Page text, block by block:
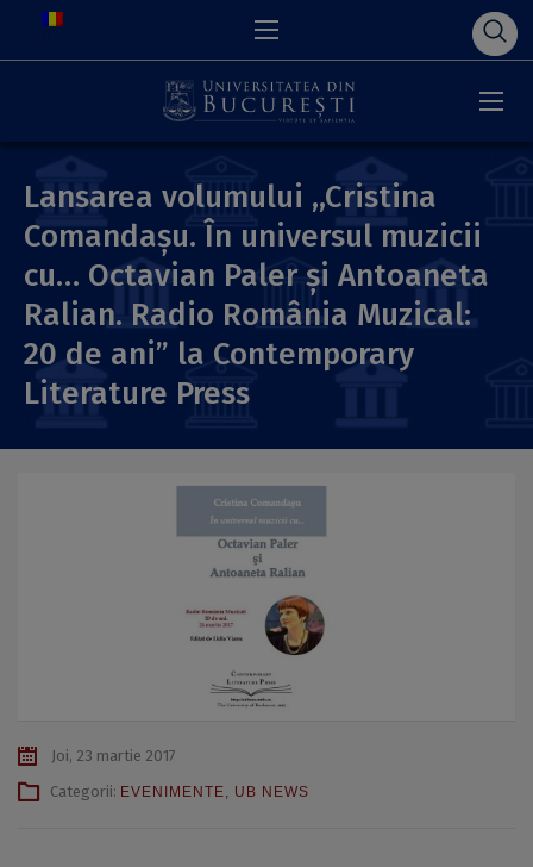
Lansarea volumului ,,Cristina
Comandașu. În universul muzicii
cu… Octavian Paler și Antoaneta
Ralian. Radio România Muzical:
20 de ani” la Contemporary
Literature Press
Joi, 23 martie 2017
Categorii: EVENIMENTE, UB NEWS